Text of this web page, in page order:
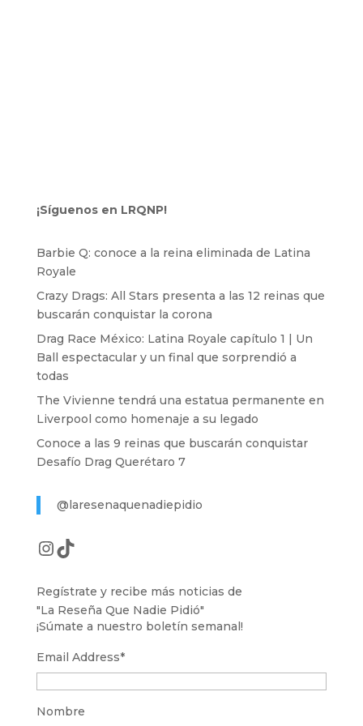
¡Síguenos en LRQNP!
Barbie Q: conoce a la reina eliminada de Latina
Royale
Crazy Drags: All Stars presenta a las 12 reinas que
buscarán conquistar la corona
Drag Race México: Latina Royale capítulo 1 | Un
Ball espectacular y un final que sorprendió a
todas
The Vivienne tendrá una estatua permanente en
Liverpool como homenaje a su legado
Conoce a las 9 reinas que buscarán conquistar
Desafío Drag Querétaro 7
@laresenaquenadiepidio
Instagram
TikTok
Regístrate y recibe más noticias de
"La Reseña Que Nadie Pidió"
¡Súmate a nuestro boletín semanal!
Email Address*
Nombre